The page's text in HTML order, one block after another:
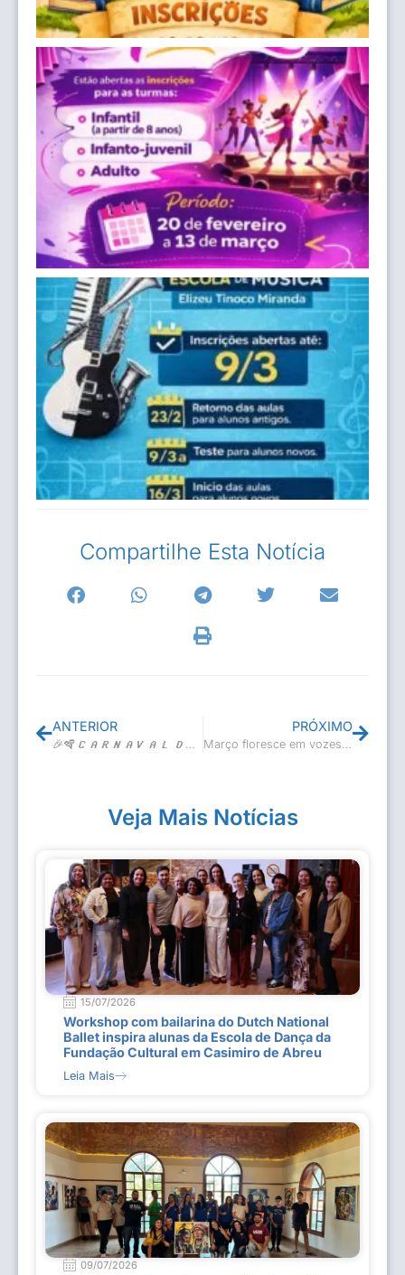
Compartilhe Esta Notícia
ANTERIOR PRÓXIMO
Veja Mais Notícias
15/07/2026
Workshop com bailarina do Dutch National
Ballet inspira alunas da Escola de Dança da
Fundação Cultural em Casimiro de Abreu
Leia Mais
09/07/2026